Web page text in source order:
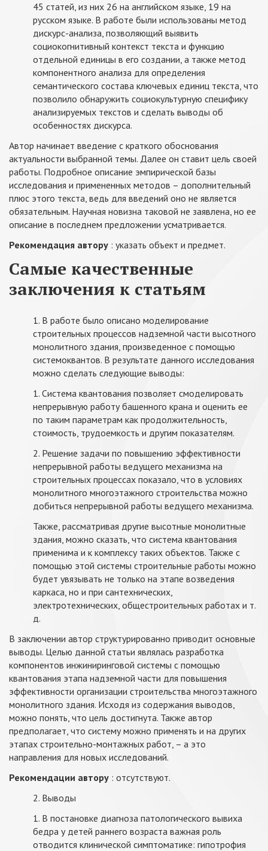
45 статей, из них 26 на английском языке, 19 на
русском языке. В работе были использованы метод
дискурс-анализа, позволяющий выявить
социокогнитивный контекст текста и функцию
отдельной единицы в его создании, а также метод
компонентного анализа для определения
семантического состава ключевых единиц текста, что
позволило обнаружить социокультурную специфику
анализируемых текстов и сделать выводы об
особенностях дискурса.
Автор начинает введение с краткого обоснования
актуальности выбранной темы. Далее он ставит цель своей
работы. Подробное описание эмпирической базы
исследования и примененных методов – дополнительный
плюс этого текста, ведь для введений оно не является
обязательным. Научная новизна таковой не заявлена, но ее
описание в последнем предложении усматривается.
Рекомендация автору : указать объект и предмет.
Самые качественные
заключения к статьям
1. В работе было описано моделирование
строительных процессов надземной части высотного
монолитного здания, произведенное с помощью
системоквантов. В результате данного исследования
можно сделать следующие выводы:
1. Система квантования позволяет смоделировать
непрерывную работу башенного крана и оценить ее
по таким параметрам как продолжительность,
стоимость, трудоемкость и другим показателям.
2. Решение задачи по повышению эффективности
непрерывной работы ведущего механизма на
строительных процессах показало, что в условиях
монолитного многоэтажного строительства можно
добиться непрерывной работы ведущего механизма.
Также, рассматривая другие высотные монолитные
здания, можно сказать, что система квантования
применима и к комплексу таких объектов. Также с
помощью этой системы строительные работы можно
будет увязывать не только на этапе возведения
каркаса, но и при сантехнических,
электротехнических, общестроительных работах и т.
д.
В заключении автор структурированно приводит основные
выводы. Целью данной статьи являлась разработка
компонентов инжиниринговой системы с помощью
квантования этапа надземной части для повышения
эффективности организации строительства многоэтажного
монолитного здания. Исходя из содержания выводов,
можно понять, что цель достигнута. Также автор
предполагает, что систему можно применять и на других
этапах строительно-монтажных работ, – а это
направления для новых исследований.
Рекомендации автору : отсутствуют.
2. Выводы
1. В постановке диагноза патологического вывиха
бедра у детей раннего возраста важная роль
отводится клинической симптоматике: гипотрофия